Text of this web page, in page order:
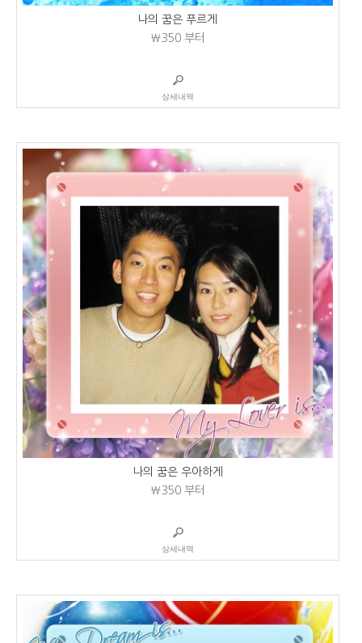
나의 꿈은 푸르게
₩350부터
상세내역
나의 꿈은 우아하게
₩350부터
상세내역